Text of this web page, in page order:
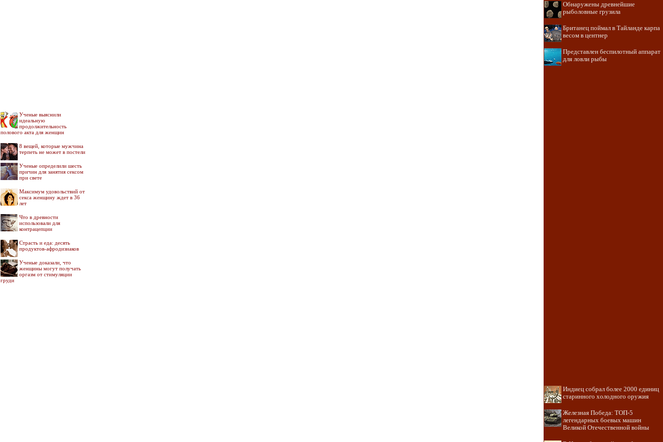
Ученые выяснили
идеальную
продолжительность
полового акта для женщин
8 вещей, которые мужчина
терпеть не может в постели
Ученые определили шесть
причин для занятия сексом
при свете
Максимум удовольствий от
секса женщину ждет в 36
лет
Что в древности
использовали для
контрацепции
Страсть и еда: десять
продуктов-афродизиаков
Ученые доказали, что
женщины могут получать
оргазм от стимуляции
груди
Обнаружены древнейшие
рыболовные грузила
Британец поймал в Тайланде карпа
весом в центнер
Представлен беспилотный аппарат
для ловли рыбы
Индиец собрал более 2000 единиц
старинного холодного оружия
Железная Победа: ТОП-5
легендарных боевых машин
Великой Отечественной войны